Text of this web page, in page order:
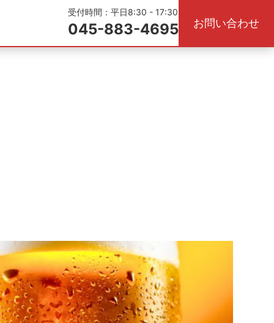
受付時間：平日8:30 - 17:30
045-883-4695 お問い合わせ